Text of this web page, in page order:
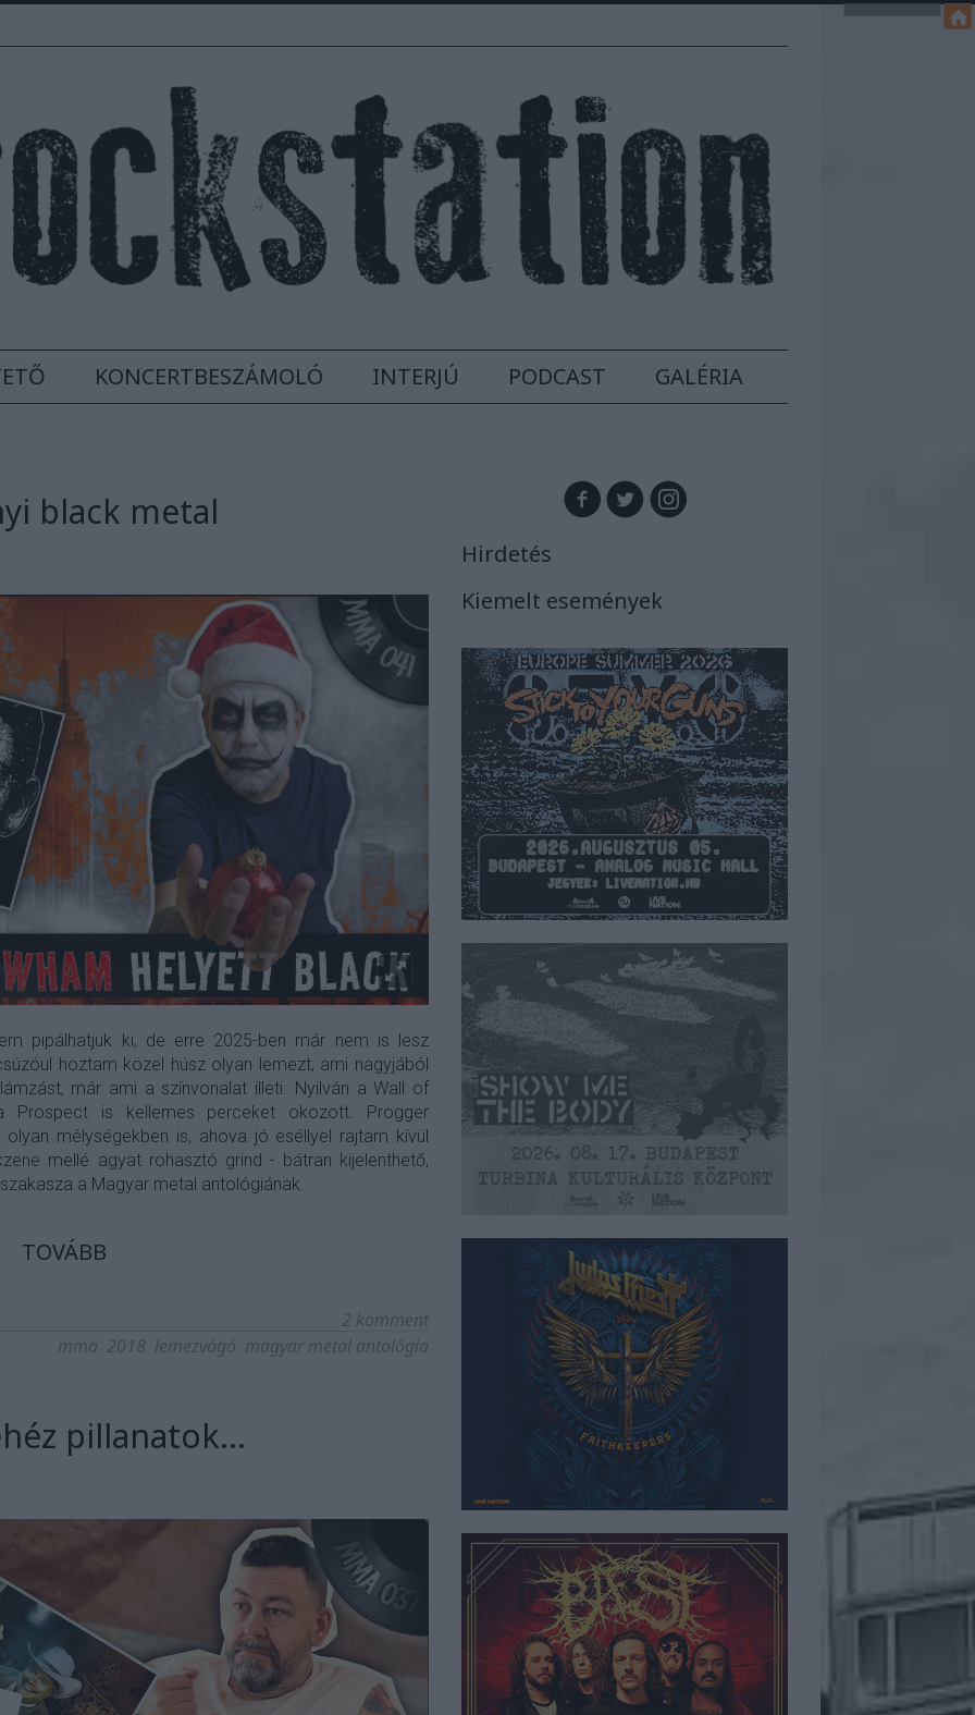
KONCERTBESZÁMOLÓ INTERJÚ PODCAST GALÉRIA
black metal
pipálhatjuk ki, de erre 2025-ben már nem is lesz
hoztam közel húsz olyan lemezt, ami nagyjából
már ami a színvonalat illeti. Nyilván a Wall of
is kellemes perceket okozott. Progger
mélységekben is, ahova jó eséllyel rajtam kívül
mellé agyat rohasztó grind - bátran kijelenthető,
a Magyar metal antológiának.
TOVÁBB
2 komment
mma 2018 lemezvágó magyar metal antológia
pillanatok...
Hirdetés
Kiemelt események